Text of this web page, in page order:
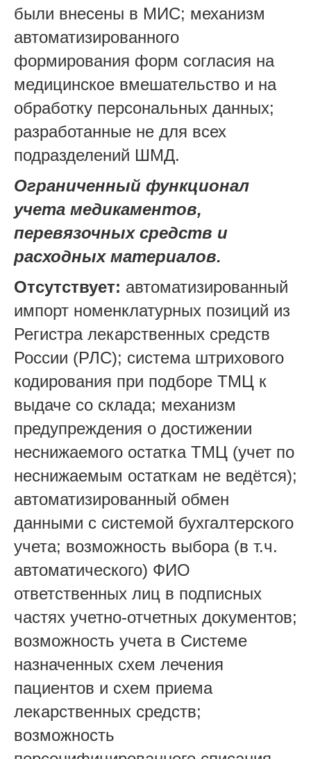
были внесены в МИС; механизм
автоматизированного
формирования форм согласия на
медицинское вмешательство и на
обработку персональных данных;
разработанные не для всех
подразделений ШМД.
Ограниченный функционал
учета медикаментов,
перевязочных средств и
расходных материалов.
Отсутствует: автоматизированный
импорт номенклатурных позиций из
Регистра лекарственных средств
России (РЛС); система штрихового
кодирования при подборе ТМЦ к
выдаче со склада; механизм
предупреждения о достижении
неснижаемого остатка ТМЦ (учет по
неснижаемым остаткам не ведётся);
автоматизированный обмен
данными с системой бухгалтерского
учета; возможность выбора (в т.ч.
автоматического) ФИО
ответственных лиц в подписных
частях учетно-отчетных документов;
возможность учета в Системе
назначенных схем лечения
пациентов и схем приема
лекарственных средств;
возможность